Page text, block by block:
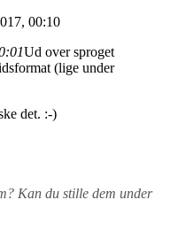
00:10
Ud over sproget
(lige under
det. :-)
Kan du stille dem under